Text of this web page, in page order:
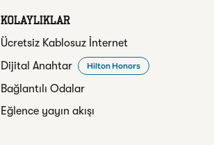
KOLAYLIKLAR
Ücretsiz Kablosuz İnternet
Dijital Anahtar
Hilton Honors
Bağlantılı Odalar
Eğlence yayın akışı